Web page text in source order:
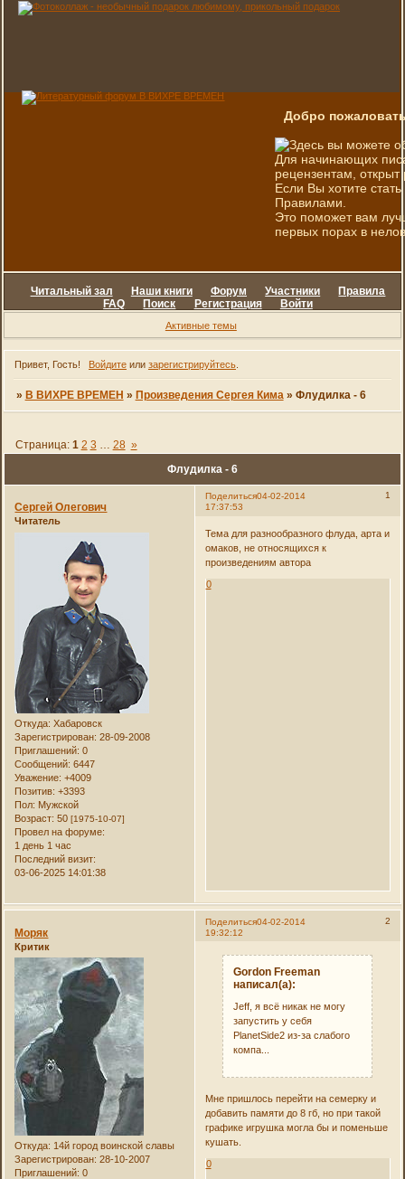
Добро
Здесь вы можете
Для начинающих
рецензентам, открыт
Если Вы хотите
Правилами.
Это поможет вам
первых порах в
Читальный зал Наши книги Форум Участники
Правила
FAQ
Поиск Регистрация Войти
Активные темы
Привет, Гость! Войдитеили зарегистрируйтесь.
» В ВИХРЕ ВРЕМЕН » Произведения Сергея Кима » Флудилка - 6
Флудилка - 6
Страница: 1 2 3 … 28 »
Поделиться 1
04-02-2014
17:37:53
Сергей Олегович
Читатель
Откуда: Хабаровск
Зарегистрирован: 28-09-2008
Приглашений: 0
Сообщений: 6447
Уважение: +4009
Позитив: +3393
Пол: Мужской
Возраст: 50[1975-10-07]
Провел на форуме:
1 день 1 час
Последний визит:
03-06-2025 14:01:38
Тема для разнообразного флуда, арта и
омаков, не относящихся к
произведениям автора
0
Поделиться 2
04-02-2014
19:32:12
Моряк
Критик
Откуда: 14й город воинской славы
Зарегистрирован: 28-10-2007
Приглашений: 0
Gordon Freeman
написал(а):
Jeff, я всё никак не могу
запустить у себя
PlanetSide2 из-за слабого
компа...
Мне пришлось перейти на семерку и
добавить памяти до 8 гб, но при такой
графике игрушка могла бы и поменьше
кушать.
0